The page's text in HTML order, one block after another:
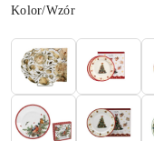
Wariant
Kolor/Wzór